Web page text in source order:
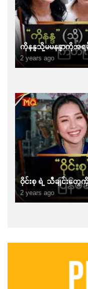
ကိုနန္ဒသို့မမနန္ဒာကိုအ
2 years ago
ဝိုင်းစု ရဲ့ သီချင်းတွေ
2 years ago